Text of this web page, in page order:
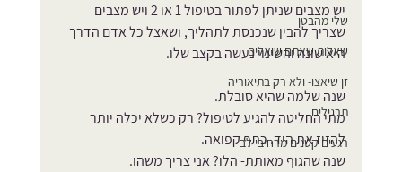
שלי מהבטן
שאלות שאתם שואלים
זן שיאצו- ולא רק בתיאוריה
תרגילים
רגעים קטנים מרחיבי לב
יש מצבים שניתן לפתור בטיפול 1 או 2 ויש מצבים
שצריך להבין שנכנסת לתהליך, ושאצל כל אדם הדרך
היא שונה והשינוי נעשה בקצב שלו.
שנה שלמה שהיא סובלת.
מתי החליטה להגיע לטיפול? רק כשלא יכלה יותר
להזיז את היד. כתף קפואה.
שנה שהגוף מאותת- הלו? אני צריך משהו.